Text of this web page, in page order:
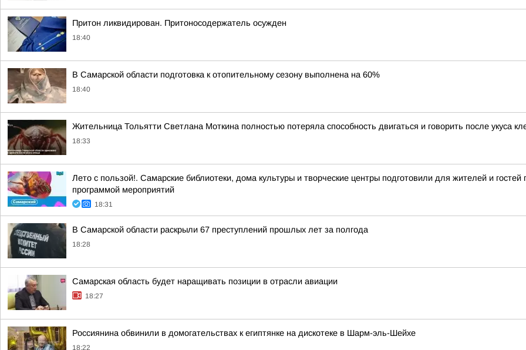
Притон ликвидирован. Притоносодержатель осужден
18:40
В Самарской области подготовка к отопительному сезону выполнена на 60%
18:40
Жительница Тольятти Светлана Моткина полностью потеряла способность двигаться и говорить после укуса
18:33
Лето с пользой!. Самарские библиотеки, дома культуры и творческие центры подготовили для жителей и
программой мероприятий
18:31
В Самарской области раскрыли 67 преступлений прошлых лет за полгода
18:28
Самарская область будет наращивать позиции в отрасли авиации
18:27
Россиянина обвинили в домогательствах к египтянке на дискотеке в Шарм-эль-Шейхе
18:22